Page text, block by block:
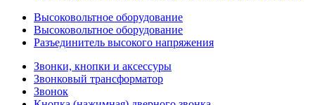
Высоковольтное оборудование
Высоковольтное оборудование
Разъединитель высокого напряжения
Звонки, кнопки и аксессуры
Звонковый трансформатор
Звонок